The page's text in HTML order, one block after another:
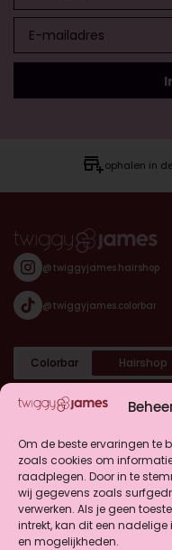
Om de beste ervaringen te
zoals cookies om
raadplegen. Door in te
wij gegevens zoals
verwerken. Als je geen
intrekt, kan dit een
en mogelijkheden.
ophalen in de
Colorbar Hairshop
@twiggyjames.hairshop
@twiggyjames.colorbar
Categorieën
Shop
Klantenservice